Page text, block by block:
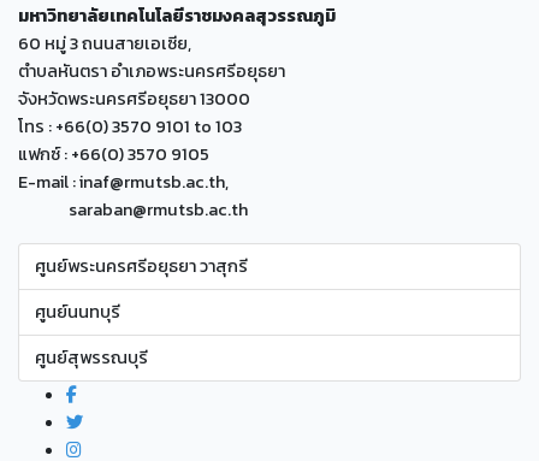
มหาวิทยาลัยเทคโนโลยีราชมงคลสุวรรณภูมิ
60 หมู่ 3 ถนนสายเอเซีย,
ตำบลหันตรา อำเภอพระนครศรีอยุธยา
จังหวัดพระนครศรีอยุธยา 13000
โทร : +66(0) 3570 9101 to 103
แฟกซ์ : +66(0) 3570 9105
E-mail : inaf@rmutsb.ac.th,
saraban@rmutsb.ac.th
ศูนย์พระนครศรีอยุธยา วาสุกรี
ศูนย์นนทบุรี
ศูนย์สุพรรณบุรี